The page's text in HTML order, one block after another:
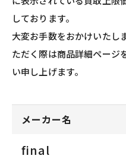
しております。
大変お手数をおかけいたし
ただく際は商品詳細ページ
い申し上げます。
メーカー名
final